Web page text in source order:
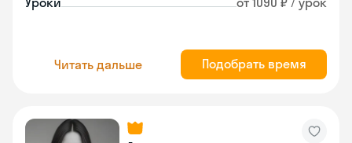
Читать дальше Подобрать время